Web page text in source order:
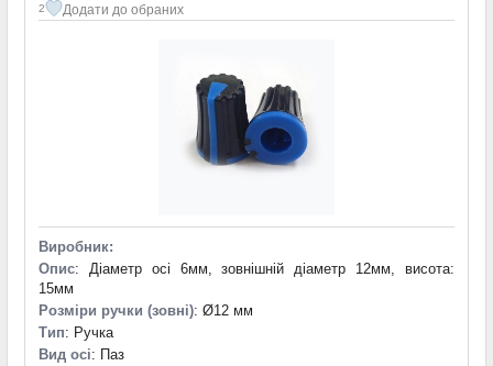
2 Додати до обраних
Виробник:
Опис: Діаметр осі 6мм, зовнішній діаметр 12мм, висота:
15мм
Розміри ручки (зовні): Ø12 мм
Тип: Ручка
Вид осі: Паз